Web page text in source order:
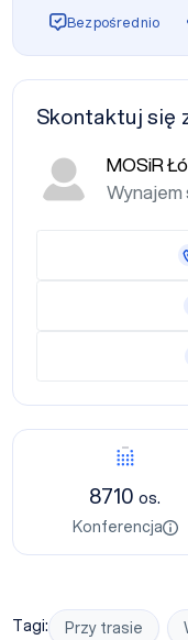
8710os.
Konferencja
Tagi: Przy trasie
Bezpośrednio
Skontaktuj się
MOSiR